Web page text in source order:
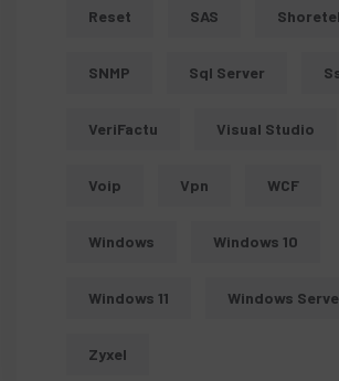
Reset SAS Shoretel
SNMP Sql Server
VeriFactu Visual Studio
Voip Vpn WCF
Windows Windows 10
Windows 11 Windows
Zyxel